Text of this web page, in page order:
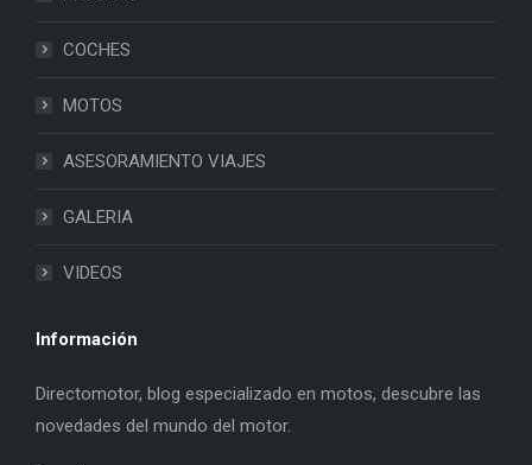
COCHES
MOTOS
ASESORAMIENTO VIAJES
GALERIA
VIDEOS
Información
Directomotor, blog especializado en motos, descubre las
novedades del mundo del motor.